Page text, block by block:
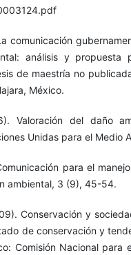
comunicación
análisis y propuesta
de maestría no
México.
Valoración del daño
Unidas para el Medio
para el
ambiental, 3 (9), 45-54.
Conservación y
de conservación y
Comisión Nacional para